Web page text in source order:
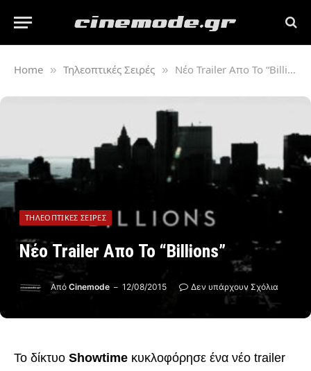
Home » Τηλεοπτικές Σειρές » Νέο Trailer Απο Το “Billions”
ΤΗΛΕΟΠΤΙΚΈΣ ΣΕΙΡΈΣ
Νέο Trailer Απο Το “Billions”
Από Cinemode 12/08/2015 Δεν υπάρχουν Σχόλια
Το δίκτυο Showtime κυκλοφόρησε ένα νέο trailer